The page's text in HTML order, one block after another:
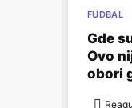
FUDBAL
Gde
Ovo
obori